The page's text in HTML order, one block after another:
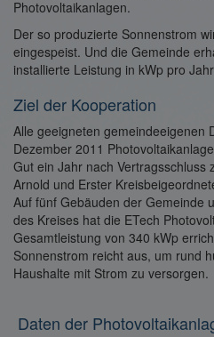
Photovoltaikanlagen.
Der so produzierte Sonnenstrom
eingespeist. Und die Gemeinde
installierte Leistung in kWp pro
Ziel der Kooperation
Alle geeigneten gemeindeeigenen
Dezember 2011
Gut ein Jahr nach Vertragsschluss
Arnold und Erster
Auf fünf Gebäuden der Gemeinde
des Kreises hat die ETech
Gesamtleistung von 340 kWp
Sonnenstrom reicht aus, um rund
Haushalte mit Strom zu versorgen.
Daten der